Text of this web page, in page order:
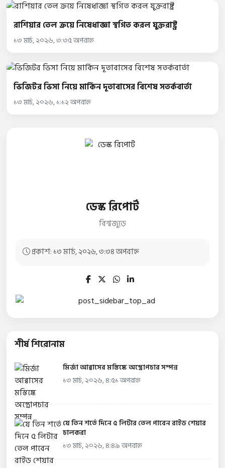
রাশিয়ার তেল ক্রয়ে নিষেধাজ্ঞা স্থগিত করল যুক্তরাষ্ট্র
১৩ মার্চ, ২০২৬, ৩:৩৫ অপরাহ্ন
ভিজিটর ভিসা নিয়ে মার্কিন দূতাবাসের বিশেষ সতর্কবার্তা
১৩ মার্চ, ২০২৬, ১:১২ অপরাহ্ন
ডেস্ক রিপোর্ট
বিশ্বজুড়ে
প্রকাশ: ১৩ মার্চ, ২০২৬, ৩:৩৪ অপরাহ্ন
শীর্ষ শিরোনাম
মির্জা আব্বাসের মস্তিষ্কে অস্ত্রোপচার সম্পন্ন
১৩ মার্চ, ২০২৬, ৪:৫১ অপরাহ্ন
যে তিন শর্তে দিনে ৫ লিটার তেল পাবেন রাইড শেয়ার
চালকরা
১৩ মার্চ, ২০২৬, ৪:৪৯ অপরাহ্ন